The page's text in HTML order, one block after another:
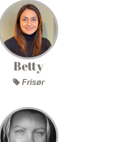
Betty
Frisør